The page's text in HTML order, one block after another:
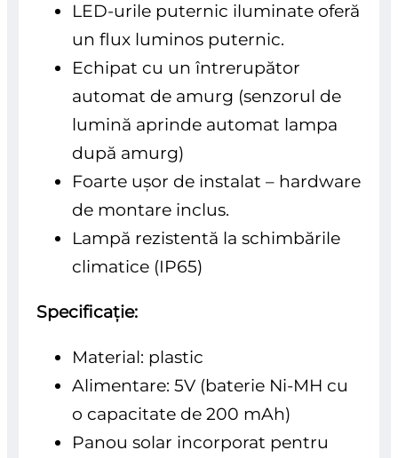
LED-urile puternic iluminate oferă
un flux luminos puternic.
Echipat cu un întrerupător
automat de amurg (senzorul de
lumină aprinde automat lampa
după amurg)
Foarte ușor de instalat – hardware
de montare inclus.
Lampă rezistentă la schimbările
climatice (IP65)
Specificație:
Material: plastic
Alimentare: 5V (baterie Ni-MH cu
o capacitate de 200 mAh)
Panou solar incorporat pentru